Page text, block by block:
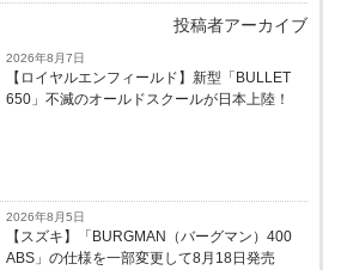
投稿者アーカイブ
2026年8月7日
【ロイヤルエンフィールド】新型「BULLET
650」不滅のオールドスクールが⽇本上陸！
2026年8月5日
【スズキ】「BURGMAN（バーグマン）400
ABS」の仕様を一部変更して8月18日発売